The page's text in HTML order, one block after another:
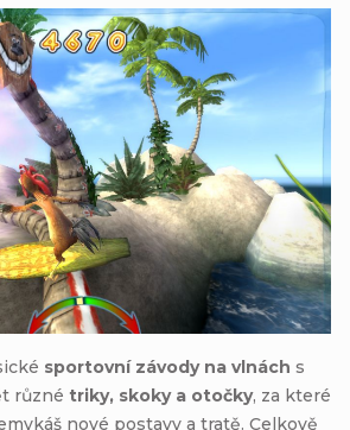
sportovní závody na vlnách s
různé triky, skoky a otočky, za které
nové postavy a tratě. Celkově